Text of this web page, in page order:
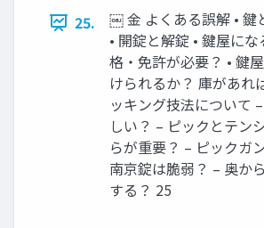
25.
￼ 金 よくある誤解 • 鍵
• 開錠と解錠 • 鍵屋に
格・免許が必要？ • 鍵
けられるか？ 庫があれ
ッキング技法について
しい？ – ピックとテン
らが重要？ – ピックガ
南京錠は脆弱？ – 奥か
する？ 25